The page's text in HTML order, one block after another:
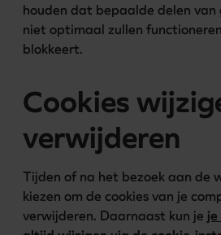
houden dat bepaalde delen
niet optimaal zullen
blokkeert.
Cookies
verwijderen
Tijden of na het bezoek aan de
kiezen om de cookies van je
verwijderen. Daarnaast kun je